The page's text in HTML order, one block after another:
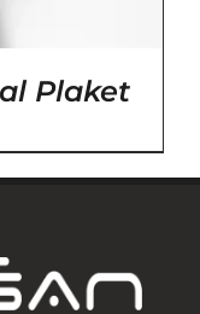
Plaket